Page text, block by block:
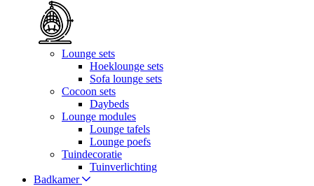
Lounge sets
Hoeklounge sets
Sofa lounge sets
Cocoon sets
Daybeds
Lounge modules
Lounge tafels
Lounge poefs
Tuindecoratie
Tuinverlichting
Badkamer